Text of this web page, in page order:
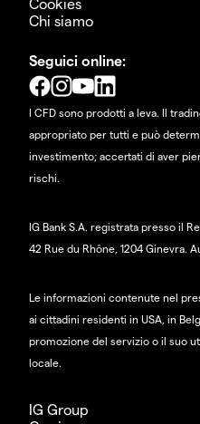
Cookies
Chi siamo
Seguici online:
I CFD sono prodotti a leva. Il
appropriato per tutti e può
investimento; accertati di aver
rischi.
IG Bank S.A. registrata presso il
42 Rue du Rhône, 1204 Ginevra.
Le informazioni contenute nel
ai cittadini residenti in USA, in
promozione del servizio o il suo
locale.
IG Group